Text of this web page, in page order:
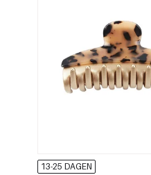
13-25 DAGEN